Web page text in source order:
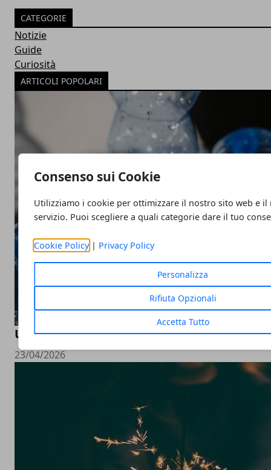
Consenso sui Cookie
Utilizziamo i cookie per ottimizzare il nostro sito web e il
servizio. Puoi scegliere a quali categorie dare il tuo
Cookie Policy | Privacy Policy
Personalizza
Rifiuta Opzionali
Accetta Tutto
CATEGORIE
Notizie
Guide
Curiosità
ARTICOLI POPOLARI
Un viaggio alla scoperta dell'estrusione
23/04/2026